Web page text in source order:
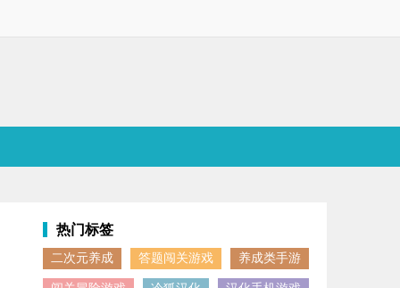
异风格的塔防类型，融合了剧情、养成、策略等多种元素，不仅
热门标签
二次元养成 答题闯关游戏 养成类手游